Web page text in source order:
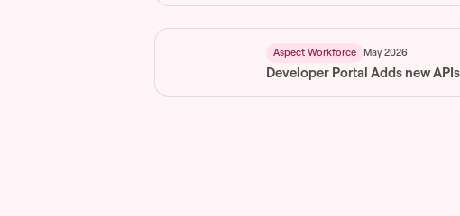
Aspect Workforce May 2026
Developer Portal Adds new APIs